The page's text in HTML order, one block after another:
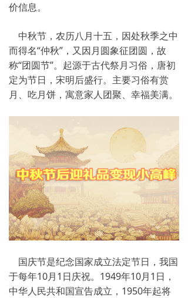
价信息。
中秋节，农历八月十五，因处秋季之中
而得名“仲秋”，又因月圆象征团圆，故
称“团圆节”。起源于古代祭月习俗，唐初
定为节日，宋明后盛行。主要习俗有赏
月、吃月饼，寓意家人团聚、幸福美满。
国庆节是纪念国家成立法定节日，我国
于每年10月1日庆祝。1949年10月1日，
中华人民共和国宣告成立，1950年起将